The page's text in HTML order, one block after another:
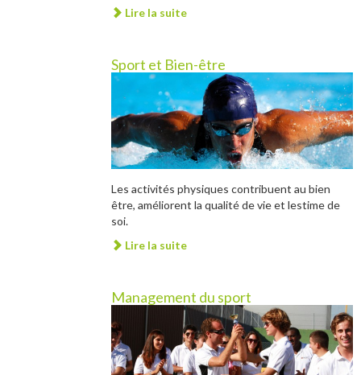
Lire la suite
Sport et Bien-être
Les activités physiques contribuent au bien
être, améliorent la qualité de vie et lestime de
soi.
Lire la suite
Management du sport